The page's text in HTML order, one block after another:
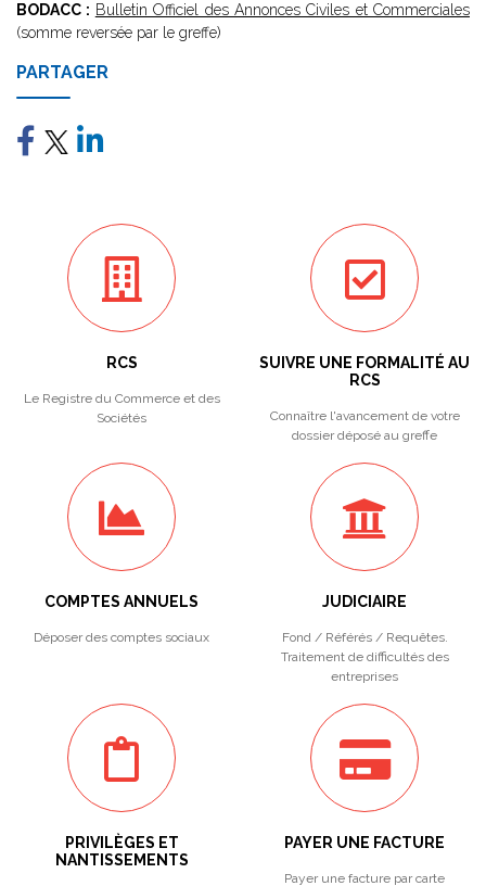
BODACC : Bulletin Officiel des Annonces Civiles et Commerciales
(somme reversée par le greffe)
PARTAGER
RCS
Le Registre du Commerce et des
Sociétés
SUIVRE UNE FORMALITÉ AU
RCS
Connaître l'avancement de votre
dossier déposé au greffe
COMPTES ANNUELS
Déposer des comptes sociaux
JUDICIAIRE
Fond / Référés / Requêtes.
Traitement de difficultés des
entreprises
PRIVILÈGES ET
NANTISSEMENTS
PAYER UNE FACTURE
Payer une facture par carte